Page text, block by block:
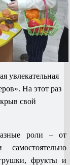
увлекательная
На этот раз
свой
роли – от
фрукты и